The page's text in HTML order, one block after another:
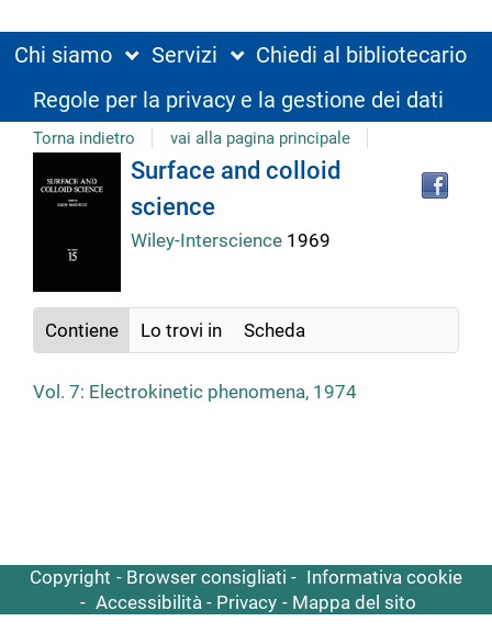
Chi siamo Servizi
Chiedi al bibliotecario
Regole per la privacy e la gestione dei dati
Torna indietro vai alla pagina principale
Dettaglio
documento
Surface and colloid
science
Wiley-Interscience 1969
Contiene Lo trovi in Scheda
Vol. 7: Electrokinetic phenomena, 1974
Copyright Browser consigliati
Informativa cookie
Accessibilità
Privacy Mappa del sito